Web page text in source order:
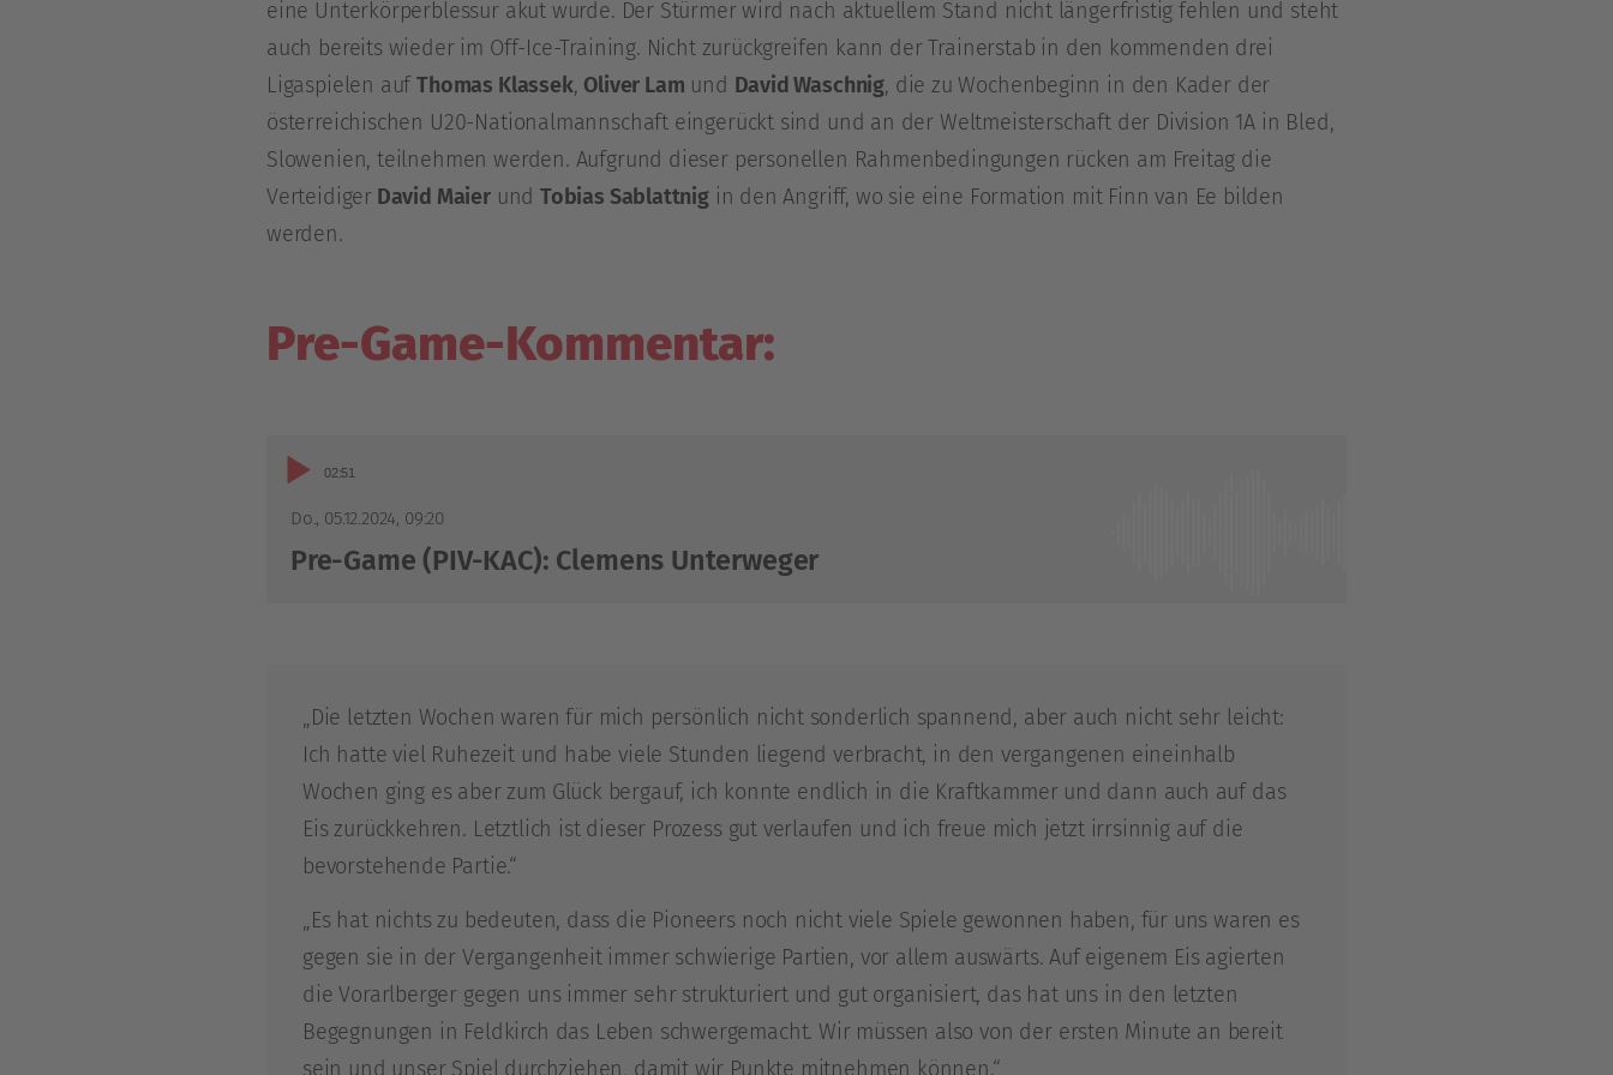
eine Unterkörperblessur akut wurde. Der Stürmer wird nach aktuellem Stand nicht längerfristig fehlen und steht
auch bereits wieder im Off-Ice-Training. Nicht zurückgreifen kann der Trainerstab in den kommenden drei
Ligaspielen aufThomas Klassek, Oliver Lam und David Waschnig, die zu Wochenbeginn in den Kader der
österreichischen U20-Nationalmannschaft eingerückt sind und an der Weltmeisterschaft der Division 1A in Bled,
Slowenien, teilnehmen werden. Aufgrund dieser personellen Rahmenbedingungen rücken am Freitag die
Verteidiger David Maierund Tobias Sablattnigin den Angriff, wo sie eine Formation mit Finn van Ee bilden
werden.
Pre-Game-Kommentar:
Audio-02:51
Do., 05.12.2024, 09:20
Pre-Game (PIV-KAC): Clemens Unterweger
„Die letzten Wochen waren für mich persönlich nicht sonderlich spannend, aber auch nicht sehr leicht:
Ich hatte viel Ruhezeit und habe viele Stunden liegend verbracht, in den vergangenen eineinhalb
Wochen ging es aber zum Glück bergauf, ich konnte endlich in die Kraftkammer und dann auch auf das
Eis zurückkehren. Letztlich ist dieser Prozess gut verlaufen und ich freue mich jetzt irrsinnig auf die
bevorstehende Partie.“
„Es hat nichts zu bedeuten, dass die Pioneers noch nicht viele Spiele gewonnen haben, für uns waren es
gegen sie in der Vergangenheit immer schwierige Partien, vor allem auswärts. Auf eigenem Eis agierten
die Vorarlberger gegen uns immer sehr strukturiert und gut organisiert, das hat uns in den letzten
Begegnungen in Feldkirch das Leben schwergemacht. Wir müssen also von der ersten Minute an bereit
sein und unser Spiel durchziehen, damit wir Punkte mitnehmen können.“